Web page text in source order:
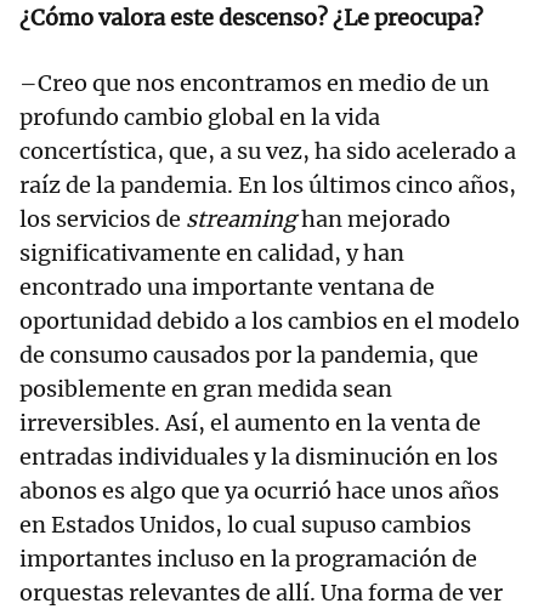
¿Cómo valora este descenso? ¿Le preocupa?
–Creo que nos encontramos en medio de un
profundo cambio global en la vida
concertística, que, a su vez, ha sido acelerado a
raíz de la pandemia. En los últimos cinco años,
los servicios de streaminghan mejorado
significativamente en calidad, y han
encontrado una importante ventana de
oportunidad debido a los cambios en el modelo
de consumo causados por la pandemia, que
posiblemente en gran medida sean
irreversibles. Así, el aumento en la venta de
entradas individuales y la disminución en los
abonos es algo que ya ocurrió hace unos años
en Estados Unidos, lo cual supuso cambios
importantes incluso en la programación de
orquestas relevantes de allí. Una forma de ver